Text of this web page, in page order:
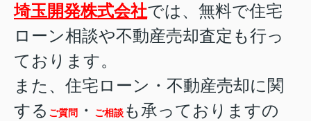
埼玉開発株式会社では、無料で住宅
ローン相談や不動産売却査定も行っ
ております。
また、住宅ローン・不動産売却に関
する ご質問 ・ ご相談 も承っておりますの